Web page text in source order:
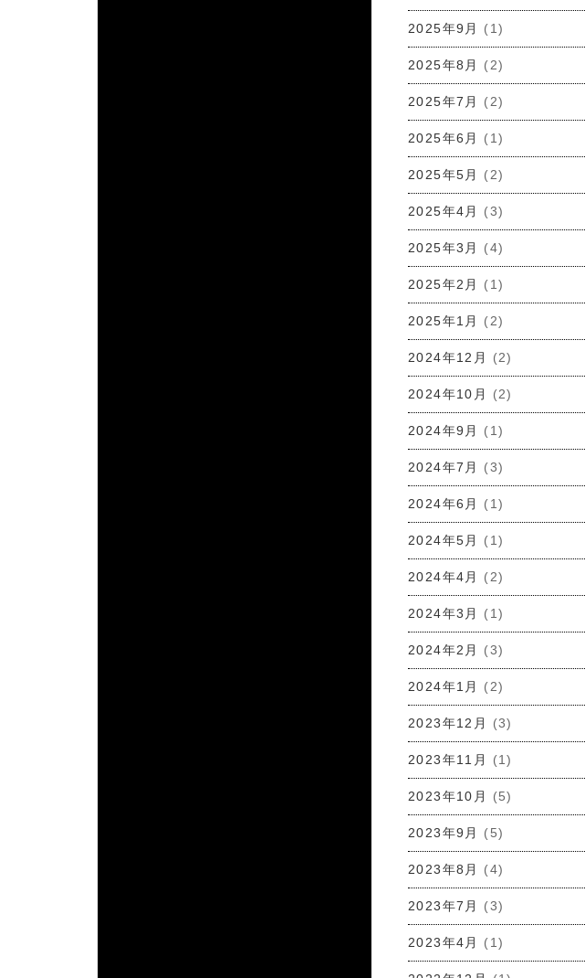
2025年9月 (1)
2025年8月 (2)
2025年7月 (2)
2025年6月 (1)
2025年5月 (2)
2025年4月 (3)
2025年3月 (4)
2025年2月 (1)
2025年1月 (2)
2024年12月 (2)
2024年10月 (2)
2024年9月 (1)
2024年7月 (3)
2024年6月 (1)
2024年5月 (1)
2024年4月 (2)
2024年3月 (1)
2024年2月 (3)
2024年1月 (2)
2023年12月 (3)
2023年11月 (1)
2023年10月 (5)
2023年9月 (5)
2023年8月 (4)
2023年7月 (3)
2023年4月 (1)